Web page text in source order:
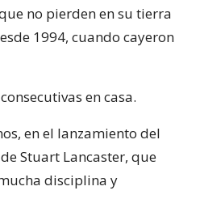
no pierden en su tierra
1994, cuando cayeron
en casa.
en el lanzamiento del
Stuart Lancaster, que
disciplina y